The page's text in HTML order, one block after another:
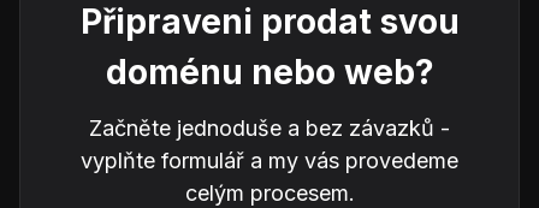
Připraveni prodat svou
doménu nebo web?
Začněte jednoduše a bez závazků -
vyplňte formulář a my vás provedeme
celým procesem.